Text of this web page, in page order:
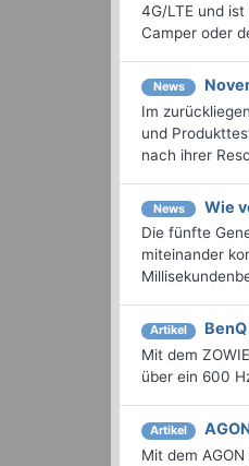
4G/LTE und
Camper oder
News
Im
und
nach ihrer
News Wie
Die fünfte
miteinander
Artikel
Mit dem
über ein 600
Artikel
Mit dem